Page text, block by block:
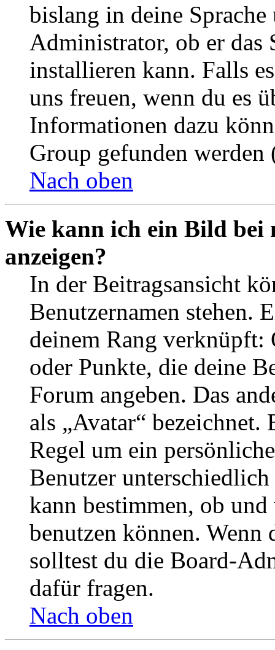
bislang in deine
Administrator, ob er das
installieren kann. Falls
uns freuen, wenn du es
Informationen dazu
Group gefunden
Nach oben
Wie kann ich ein Bild bei
anzeigen?
In der Beitragsansicht
Benutzernamen stehen.
deinem Rang verknüpft:
oder Punkte, die deine
Forum angeben. Das
als „Avatar“
Regel um ein
Benutzer
kann bestimmen, ob
benutzen können. Wenn
solltest du die Board-
dafür fragen.
Nach oben